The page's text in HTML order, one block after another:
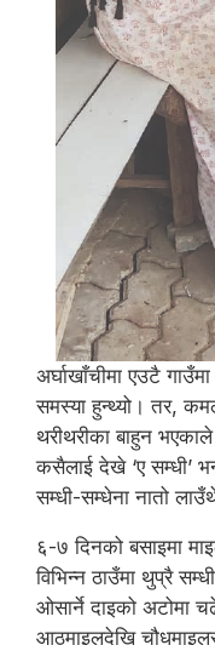
अर्घाखाँचीमा एउटै
समस्या हुन्थ्यो। तर,
थरीथरीका बाहुन
कसैलाई देखे ‘ए सम्धी’
सम्धी-सम्धेना नातो
६-७ दिनको बसाइमा
विभिन्न ठाउँमा थुप्रै
ओसार्ने दाइको अटोमा
आठमाइलदेखि